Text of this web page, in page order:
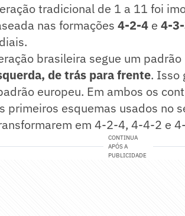
tradicional de 1 a 11 foi
nas formações 4-2-4 e 4-
brasileira segue um
de trás para frente. Isso
europeu. Em ambos os
primeiros esquemas usados no
em 4-2-4, 4-4-2 e
CONTINUA
APÓS A
PUBLICIDADE